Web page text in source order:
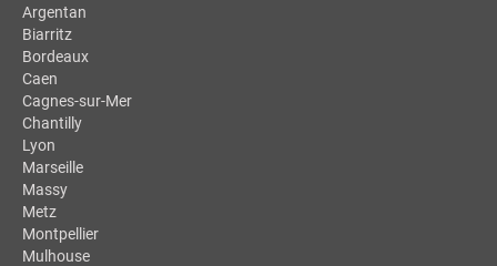
Argentan
Biarritz
Bordeaux
Caen
Cagnes-sur-Mer
Chantilly
Lyon
Marseille
Massy
Metz
Montpellier
Mulhouse